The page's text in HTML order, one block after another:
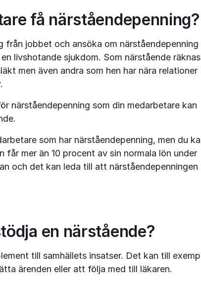
få närståendepenning?
från jobbet och ansöka om närståendepenning
livshotande sjukdom. Som närstående räknas
men även andra som hen har nära relationer
närståendepenning som din medarbetare kan
som har närståendepenning, men du
mer än 10 procent av sin normala lön under
och det kan leda till att närståendepenningen
en närstående?
till samhällets insatser. Det kan till
ärenden eller att följa med till läkaren.